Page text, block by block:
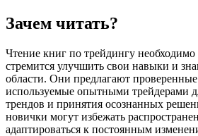
Зачем читать?
Чтение книг по трейдингу необходимо
стремится улучшить свои навыки и
области. Они предлагают
используемые опытными трейдерами
трендов и принятия осознанных
новички могут избежать
адаптироваться к постоянным